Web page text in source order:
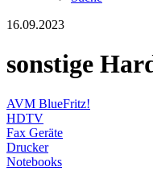
16.09.2023
sonstige
AVM BlueFritz!
HDTV
Fax Geräte
Drucker
Notebooks